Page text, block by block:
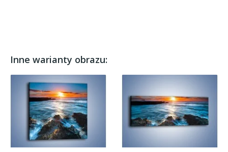
Inne warianty obrazu: